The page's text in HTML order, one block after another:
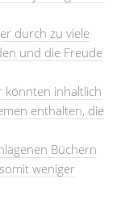
durch zu viele
und die Freude
könnten inhaltlich
enthalten, die
Büchern
weniger